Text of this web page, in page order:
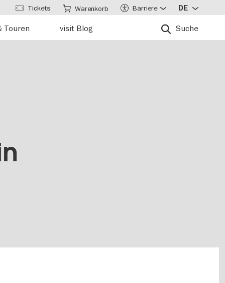
Touren visit Blog Suche
Tickets Warenkorb Barriere DE